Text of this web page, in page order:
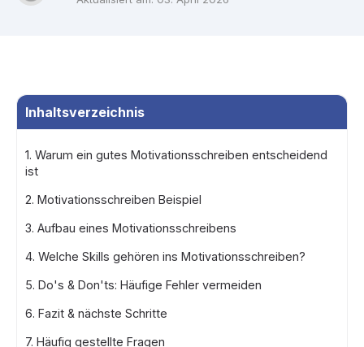
Inhaltsverzeichnis
1. Warum ein gutes Motivationsschreiben entscheidend
ist
2. Motivationsschreiben Beispiel
3. Aufbau eines Motivationsschreibens
4. Welche Skills gehören ins Motivationsschreiben?
5. Do's & Don'ts: Häufige Fehler vermeiden
6. Fazit & nächste Schritte
7. Häufig gestellte Fragen